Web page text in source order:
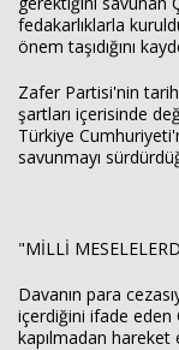
fedakarlıklarla
önem taşıdığını
Zafer Partisi'nin
şartları içerisinde
Türkiye
savunmayı
"MİLLİ
Davanın para
içerdiğini ifade eden
kapılmadan